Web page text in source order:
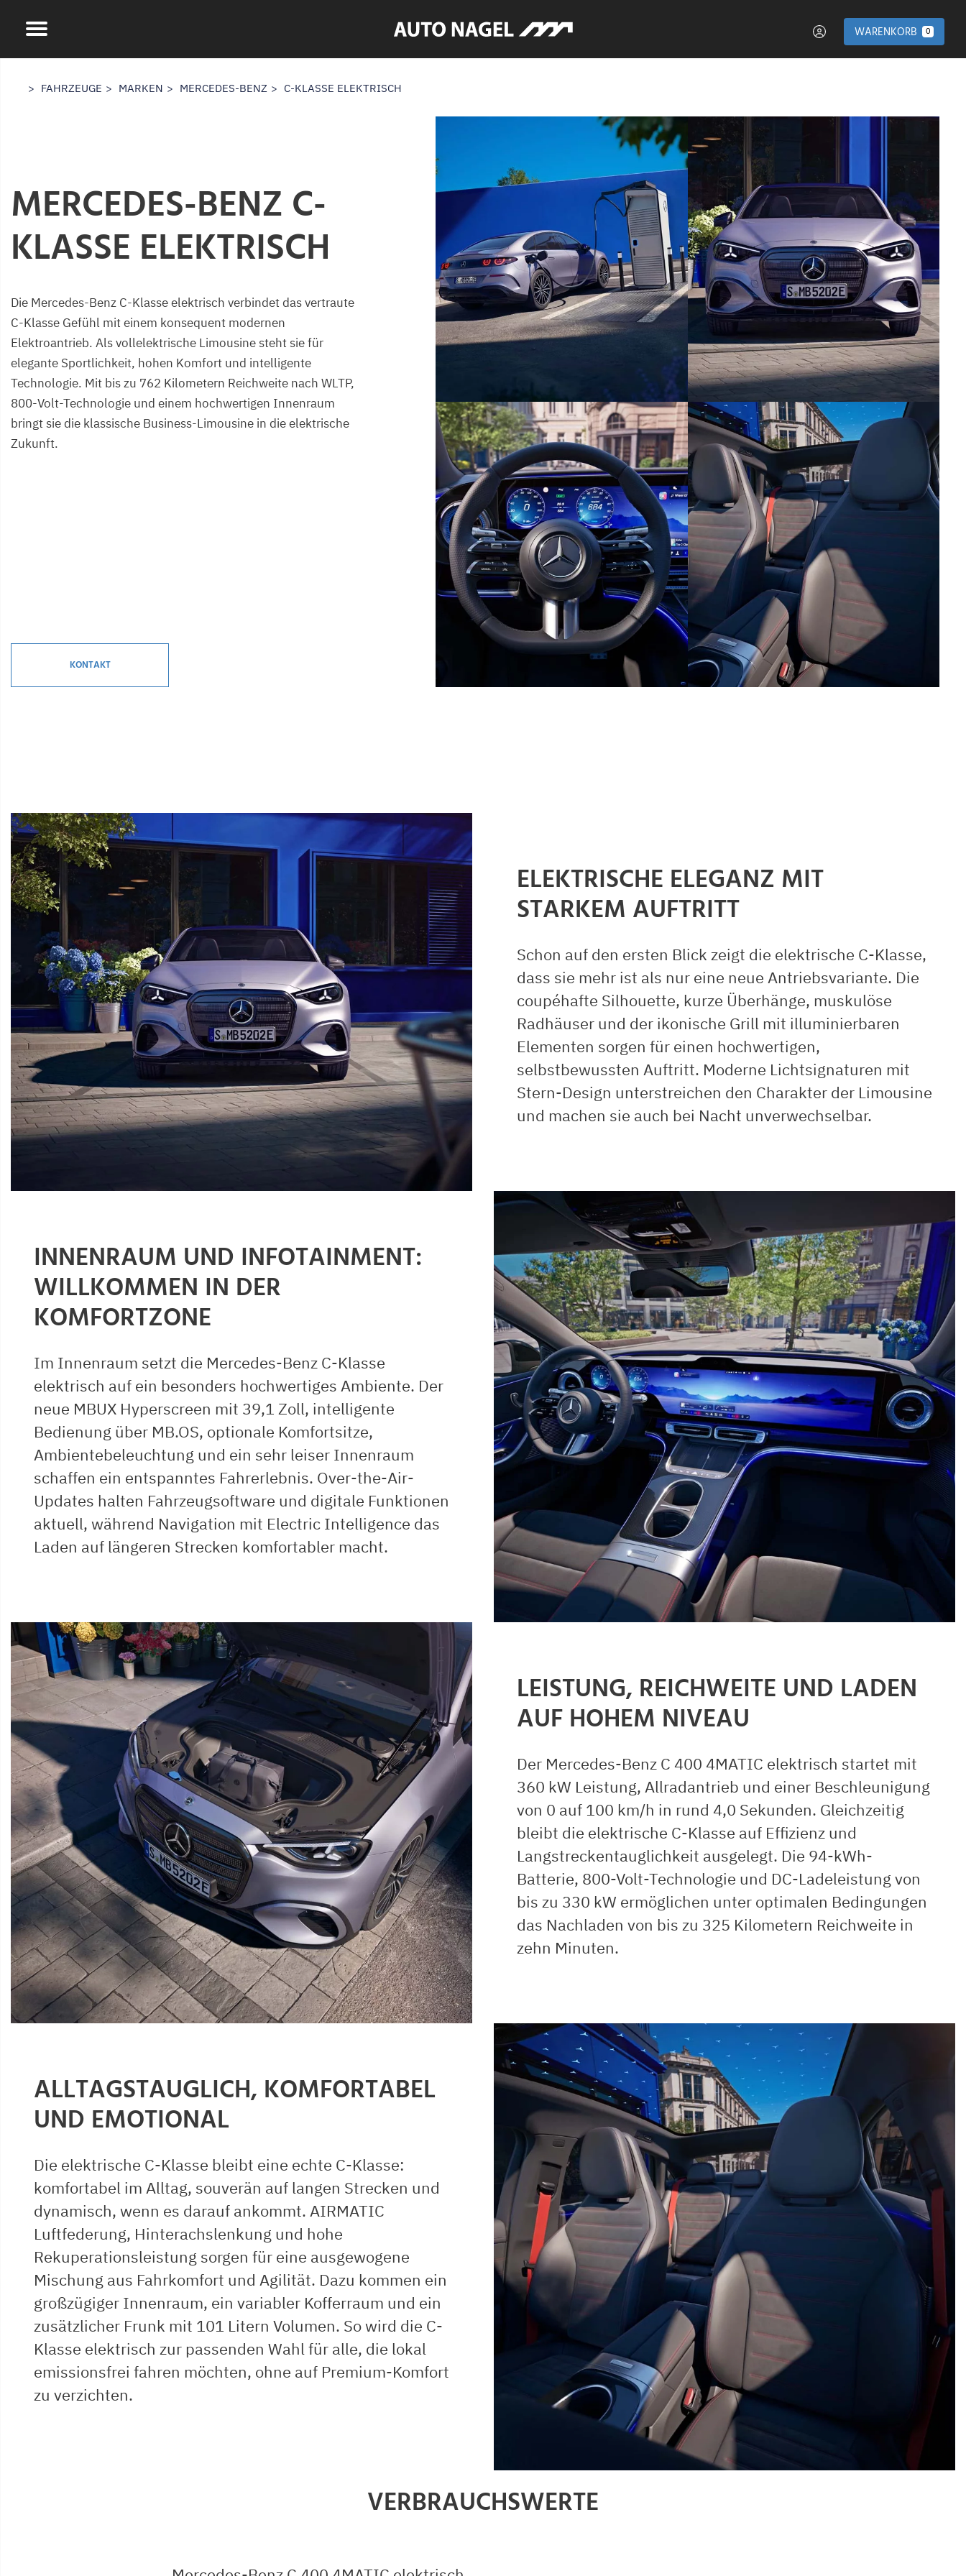
WARENKORB 0
FAHRZEUGE MARKEN MERCEDES-BENZ C-KLASSE ELEKTRISCH
MERCEDES-BENZ C-
KLASSE ELEKTRISCH
Die Mercedes-Benz C-Klasse elektrisch verbindet das vertraute
C-Klasse Gefühl mit einem konsequent modernen
Elektroantrieb. Als vollelektrische Limousine steht sie für
elegante Sportlichkeit, hohen Komfort und intelligente
Technologie. Mit bis zu 762 Kilometern Reichweite nach WLTP,
800-Volt-Technologie und einem hochwertigen Innenraum
bringt sie die klassische Business-Limousine in die elektrische
Zukunft.
KONTAKT
ELEKTRISCHE ELEGANZ MIT
STARKEM AUFTRITT
Schon auf den ersten Blick zeigt die elektrische C-Klasse,
dass sie mehr ist als nur eine neue Antriebsvariante. Die
coupéhafte Silhouette, kurze Überhänge, muskulöse
Radhäuser und der ikonische Grill mit illuminierbaren
Elementen sorgen für einen hochwertigen,
selbstbewussten Auftritt. Moderne Lichtsignaturen mit
Stern-Design unterstreichen den Charakter der Limousine
und machen sie auch bei Nacht unverwechselbar.
INNENRAUM UND INFOTAINMENT:
WILLKOMMEN IN DER
KOMFORTZONE
Im Innenraum setzt die Mercedes-Benz C-Klasse
elektrisch auf ein besonders hochwertiges Ambiente. Der
neue MBUX Hyperscreen mit 39,1 Zoll, intelligente
Bedienung über MB.OS, optionale Komfortsitze,
Ambientebeleuchtung und ein sehr leiser Innenraum
schaffen ein entspanntes Fahrerlebnis. Over-the-Air-
Updates halten Fahrzeugsoftware und digitale Funktionen
aktuell, während Navigation mit Electric Intelligence das
Laden auf längeren Strecken komfortabler macht.
LEISTUNG, REICHWEITE UND LADEN
AUF HOHEM NIVEAU
Der Mercedes-Benz C 400 4MATIC elektrisch startet mit
360 kW Leistung, Allradantrieb und einer Beschleunigung
von 0 auf 100 km/h in rund 4,0 Sekunden. Gleichzeitig
bleibt die elektrische C-Klasse auf Effizienz und
Langstreckentauglichkeit ausgelegt. Die 94-kWh-
Batterie, 800-Volt-Technologie und DC-Ladeleistung von
bis zu 330 kW ermöglichen unter optimalen Bedingungen
das Nachladen von bis zu 325 Kilometern Reichweite in
zehn Minuten.
ALLTAGSTAUGLICH, KOMFORTABEL
UND EMOTIONAL
Die elektrische C-Klasse bleibt eine echte C-Klasse:
komfortabel im Alltag, souverän auf langen Strecken und
dynamisch, wenn es darauf ankommt. AIRMATIC
Luftfederung, Hinterachslenkung und hohe
Rekuperationsleistung sorgen für eine ausgewogene
Mischung aus Fahrkomfort und Agilität. Dazu kommen ein
großzügiger Innenraum, ein variabler Kofferraum und ein
zusätzlicher Frunk mit 101 Litern Volumen. So wird die C-
Klasse elektrisch zur passenden Wahl für alle, die lokal
emissionsfrei fahren möchten, ohne auf Premium-Komfort
zu verzichten.
VERBRAUCHSWERTE